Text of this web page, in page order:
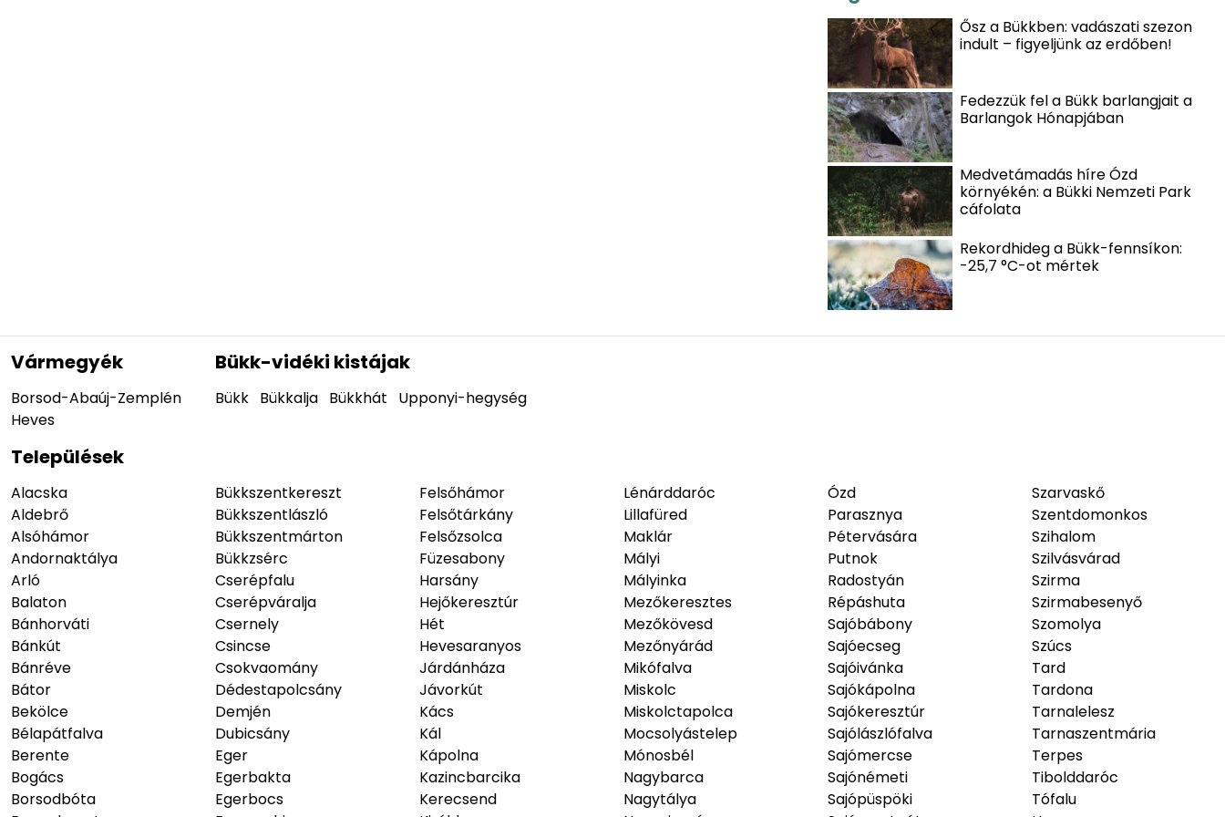
Ősz a Bükkben: vadászati szezon
indult – figyeljünk az erdőben!
Fedezzük fel a Bükk barlangjait a
Barlangok Hónapjában
Medvetámadás híre Ózd
környékén: a Bükki Nemzeti Park
cáfolata
Rekordhideg a Bükk-fennsíkon:
-25,7 °C-ot mértek
Vármegyék
Borsod-Abaúj-Zemplén
Heves
Bükk-vidéki kistájak
Bükk Bükkalja Bükkhát Upponyi-hegység
Települések
Alacska
Aldebrő
Alsóhámor
Andornaktálya
Arló
Balaton
Bánhorváti
Bánkút
Bánréve
Bátor
Bekölce
Bélapátfalva
Berente
Bogács
Borsodbóta
Bükkszentkereszt
Bükkszentlászló
Bükkszentmárton
Bükkzsérc
Cserépfalu
Cserépváralja
Csernely
Csincse
Csokvaomány
Dédestapolcsány
Demjén
Dubicsány
Eger
Egerbakta
Egerbocs
Felsőhámor
Felsőtárkány
Felsőzsolca
Füzesabony
Harsány
Hejőkeresztúr
Hét
Hevesaranyos
Járdánháza
Jávorkút
Kács
Kál
Kápolna
Kazincbarcika
Kerecsend
Lénárddaróc
Lillafüred
Maklár
Mályi
Mályinka
Mezőkeresztes
Mezőkövesd
Mezőnyárád
Mikófalva
Miskolc
Miskolctapolca
Mocsolyástelep
Mónosbél
Nagybarca
Nagytálya
Ózd
Parasznya
Pétervására
Putnok
Radostyán
Répáshuta
Sajóbábony
Sajóecseg
Sajóivánka
Sajókápolna
Sajókeresztúr
Sajólászlófalva
Sajómercse
Sajónémeti
Sajópüspöki
Szarvaskő
Szentdomonkos
Szihalom
Szilvásvárad
Szirma
Szirmabesenyő
Szomolya
Szúcs
Tard
Tardona
Tarnalelesz
Tarnaszentmária
Terpes
Tibolddaróc
Tófalu